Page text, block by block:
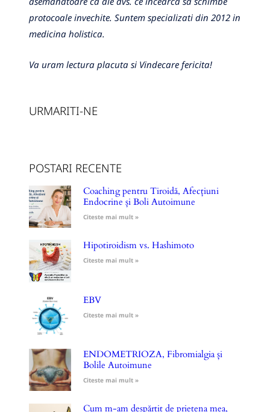
protocoale invechite. Suntem specializati din 2012 in
medicina holistica.
Va uram lectura placuta si Vindecare fericita!
URMARITI-NE
POSTARI RECENTE
Coaching pentru Tiroidă, Afecțiuni
Endocrine și Boli Autoimune
Citeste mai mult »
Hipotiroidism vs. Hashimoto
Citeste mai mult »
EBV
Citeste mai mult »
ENDOMETRIOZA, Fibromialgia și
Bolile Autoimune
Citeste mai mult »
Cum m-am despărțit de prietena mea,